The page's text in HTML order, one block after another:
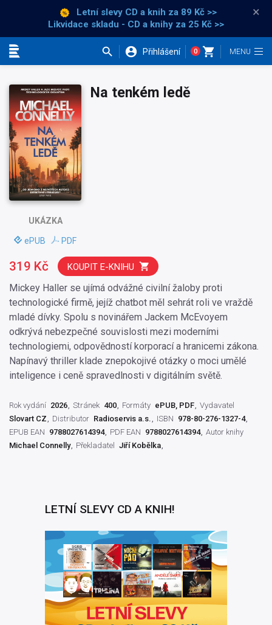
Letní slevy CD a knih za 89 Kč >>
Likvidace skladu - CD a knihy za 25 Kč >>
×
Přihlášení 0
UKÁZKA
ePUB PDF
Na tenkém ledě
Mickey Haller se ujímá odvážné civilní žaloby proti
technologické firmě, jejíž chatbot měl sehrát roli ve vraždě
mladé dívky. Spolu s novinářem Jackem McEvoyem
odkrývá nebezpečné souvislosti mezi moderními
technologiemi, odpovědností korporací a hranicemi zákona.
Napínavý thriller klade znepokojivé otázky o moci umělé
inteligence i ceně spravedlnosti v digitálním světě.
319 Kč KOUPIT E-KNIHU
Rok vydání 2026 Stránek 400 Formáty ePUB, PDF Vydavatel
Slovart CZ
Distributor Radioservis a.s. ISBN 978-80-276-1327-4
EPUB EAN 9788027614394 PDF EAN 9788027614394 Autor knihy
Michael Connelly
Překladatel Jiří Kobělka
LETNÍ SLEVY CD A KNIH!